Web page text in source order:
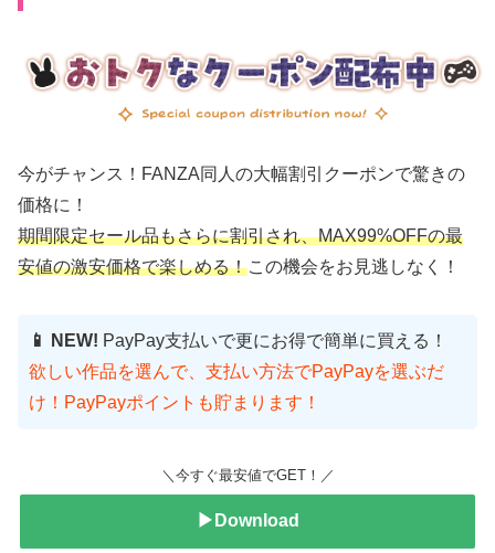
今がチャンス！FANZA同人の大幅割引クーポンで驚きの
価格に！
期間限定セール品もさらに割引され、MAX99%OFFの最
安値の激安価格で楽しめる！この機会をお見逃しなく！
📱 NEW! PayPay支払いで更にお得で簡単に買える！
欲しい作品を選んで、支払い方法でPayPayを選ぶだ
け！PayPayポイントも貯まります！
＼今すぐ最安値でGET！／
▶Download